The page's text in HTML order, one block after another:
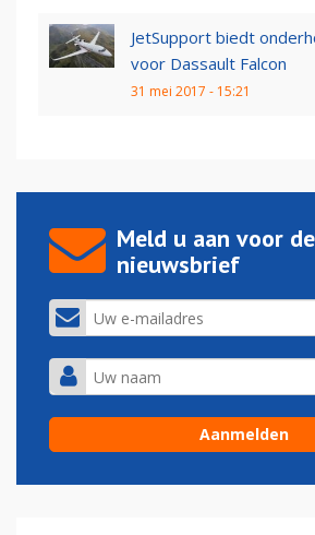
JetSupport biedt
voor Dassault Falcon
31 mei 2017 - 15:21
Meld u aan voor de
nieuwsbrief